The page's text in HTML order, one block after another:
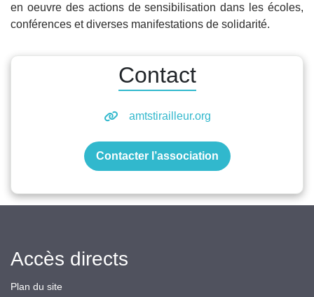
en oeuvre des actions de sensibilisation dans les écoles,
conférences et diverses manifestations de solidarité.
Contact
amtstirailleur.org
Contacter l’association
Accès directs
Plan du site